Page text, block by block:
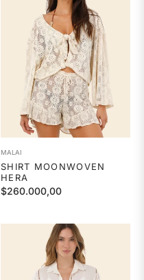
MALAI
SHIRT MOONWOVEN
HERA
Precio
$260.000,00